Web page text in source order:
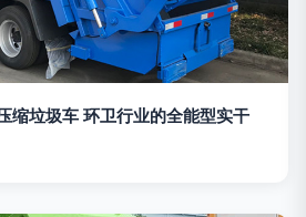
缩垃圾车 环卫行业的全能型实干